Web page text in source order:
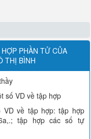
PHẦN TỬ CỦA
THỊ BÌNH
số VD về tập hợp
VD về tập hợp: tập hợp
tập hợp các số tự